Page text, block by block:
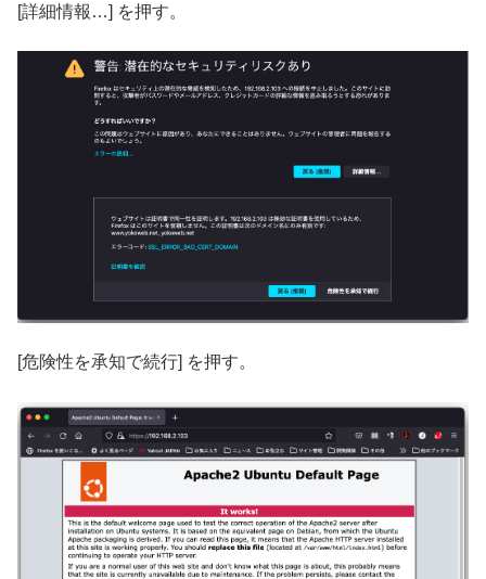
[詳細情報…] を押す。
[危険性を承知で続行] を押す。